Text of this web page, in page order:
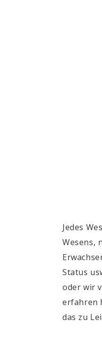
Jedes
Wesens,
Status
oder wir
erfahren
das zu